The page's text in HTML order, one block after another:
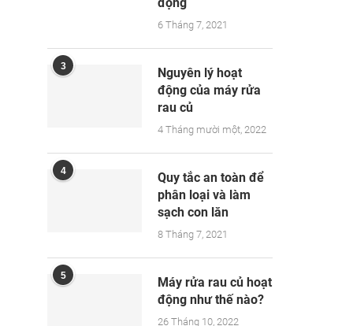
động
6 Tháng 7, 2021
3
Nguyên lý hoạt
động của máy rửa
rau củ
4 Tháng mười một, 2022
4
Quy tắc an toàn để
phân loại và làm
sạch con lăn
8 Tháng 7, 2021
5
Máy rửa rau củ hoạt
động như thế nào?
26 Tháng 10, 2022